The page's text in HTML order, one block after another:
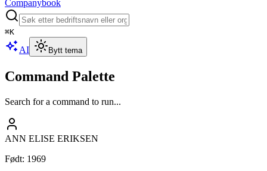
Companybook
⌘K
AI Bytt tema
Command Palette
Search for a command to run...
ANN ELISE ERIKSEN
Født: 1969